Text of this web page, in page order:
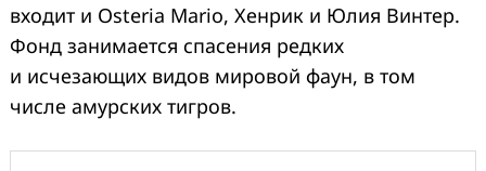
входит и Osteria Mario, Хенрик и Юлия Винтер.
Фонд занимается спасения редких
и исчезающих видов мировой фаун, в том
числе амурских тигров.